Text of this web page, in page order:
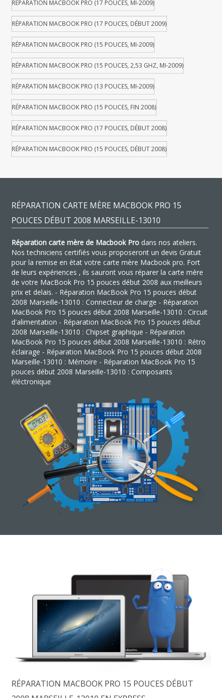
RÉPARATION MACBOOK PRO (17 POUCES, MI-2009)
RÉPARATION MACBOOK PRO (17 POUCES, DÉBUT 2009)
RÉPARATION MACBOOK PRO (15 POUCES, MI-2009)
RÉPARATION MACBOOK PRO (15 POUCES, 2,53 GHZ, MI-2009)
RÉPARATION MACBOOK PRO (13 POUCES, MI-2009)
RÉPARATION MACBOOK PRO (15 POUCES, FIN 2008)
RÉPARATION MACBOOK PRO (17 POUCES, DÉBUT 2008)
RÉPARATION MACBOOK PRO (15 POUCES, DÉBUT 2008)
RÉPARATION CARTE MÈRE MACBOOK PRO 15
POUCES DÉBUT 2008 MARSEILLE-13010
Réparation carte mère de Macbook Prodans nos ateliers.
Nos techniciens certifiés vous proposeront un devis Gratuit
pour la remise en état votre carte mère Macbook pro. Fort
de leurs expériences , ils sauront vous réparer la carte mère
de votre MacBook Pro 15 pouces début 2008 aux meilleurs
prix et delais. - Réparation MacBook Pro 15 pouces début
2008 Marseille-13010 : Connecteur de charge - Réparation
MacBook Pro 15 pouces début 2008 Marseille-13010 : Circuit
d'alimentation - Réparation MacBook Pro 15 pouces début
2008 Marseille-13010 : Chipset graphique - Réparation
MacBook Pro 15 pouces début 2008 Marseille-13010 : Rétro
éclairage - Réparation MacBook Pro 15 pouces début 2008
Marseille-13010 : Mémoire - Réparation MacBook Pro 15
pouces début 2008 Marseille-13010 : Composants
éléctronique
RÉPARATION MACBOOK PRO 15 POUCES DÉBUT